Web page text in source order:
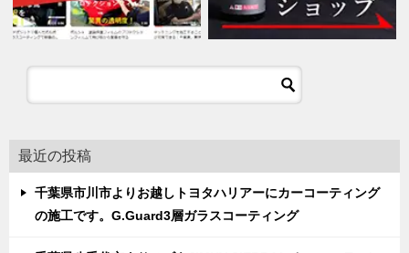
最近の投稿
千葉県市川市よりお越しトヨタハリアーにカーコーティング
の施工です。G.Guard3層ガラスコーティング